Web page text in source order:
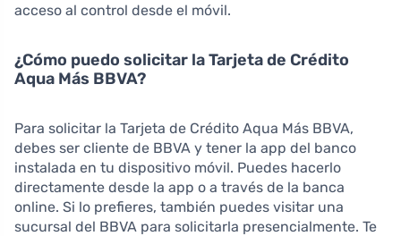
acceso al control desde el móvil.
¿Cómo puedo solicitar la Tarjeta de Crédito
Aqua Más BBVA?
Para solicitar la Tarjeta de Crédito Aqua Más BBVA,
debes ser cliente de BBVA y tener la app del banco
instalada en tu dispositivo móvil. Puedes hacerlo
directamente desde la app o a través de la banca
online. Si lo prefieres, también puedes visitar una
sucursal del BBVA para solicitarla presencialmente. Te